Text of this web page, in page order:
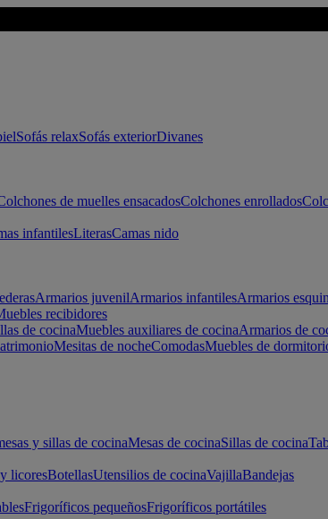
Sofás relaxSofás exteriorDivanes
de muelles ensacadosColchones enrollados
infantilesLiterasCamas nido
Armarios juvenilArmarios infantilesArmarios
recibidores
de cocinaMuebles auxiliares de cocinaArmarios de
Mesitas de nocheComodasMuebles de
y sillas de cocinaMesas de cocinaSillas de cocina
licoresBotellasUtensilios de cocinaVajillaBandejas
Frigoríficos pequeñosFrigoríficos portátiles